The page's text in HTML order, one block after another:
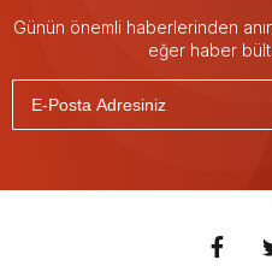
Günün önemli haberlerinden
eğer haber